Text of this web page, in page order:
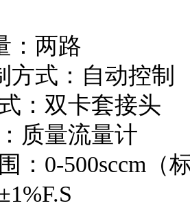
：两路
方式：自动控制
：双卡套接头
质量流量计
： 0-500sccm（